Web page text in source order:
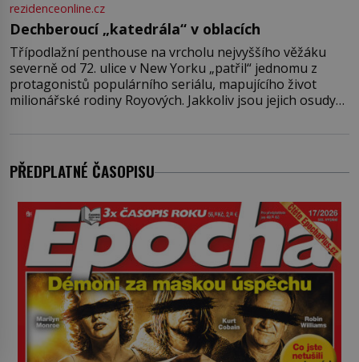
rezidenceonline.cz
Dechberoucí „katedrála“ v oblacích
Třípodlažní penthouse na vrcholu nejvyššího věžáku
severně od 72. ulice v New Yorku „patřil“ jednomu z
protagonistů populárního seriálu, mapujícího život
milionářské rodiny Royových. Jakkoliv jsou jejich osudy
jenom jednou z nemovitostí
PŘEDPLATNÉ ČASOPISU